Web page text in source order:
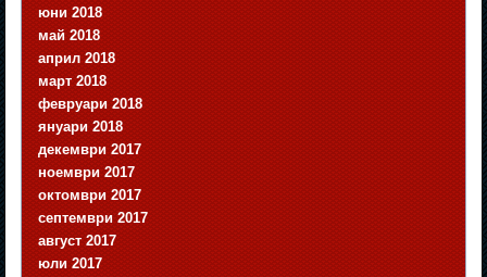
юни 2018
май 2018
април 2018
март 2018
февруари 2018
януари 2018
декември 2017
ноември 2017
октомври 2017
септември 2017
август 2017
юли 2017